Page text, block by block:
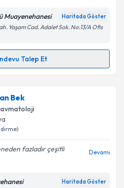
işlenmesine ilişkin
Aydınlatma
ve kişisel verilerimin belirtilen
kabul ediyorum.
Talebini Gönder
Muayenehanesi Haritada Göster
Yaşam Cad. Adalet Sok. No:13/A Ofis
Talep Et
Talebi
uzmandan randevu almanız
e-posta ile
Bek
fazladır çeşitli
Devamı
Haritada Göster